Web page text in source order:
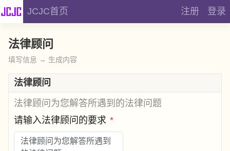
JCJC首页 注册 登录
法律顾问
填写信息 → 生成内容
法律顾问
法律顾问为您解答所遇到的法律问题
请输入法律顾问的要求 *